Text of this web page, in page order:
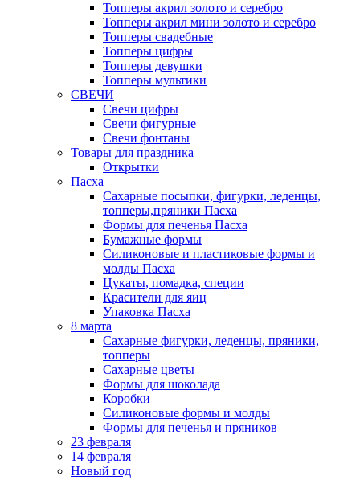
Топперы акрил золото и серебро
Топперы акрил мини золото и серебро
Топперы свадебные
Топперы цифры
Топперы девушки
Топперы мультики
СВЕЧИ
Свечи цифры
Свечи фигурные
Свечи фонтаны
Товары для праздника
Открытки
Пасха
Сахарные посыпки, фигурки, леденцы,
топперы,пряники Пасха
Формы для печенья Пасха
Бумажные формы
Силиконовые и пластиковые формы и
молды Пасха
Цукаты, помадка, специи
Красители для яиц
Упаковка Пасха
8 марта
Сахарные фигурки, леденцы, пряники,
топперы
Сахарные цветы
Формы для шоколада
Коробки
Силиконовые формы и молды
Формы для печенья и пряников
23 февраля
14 февраля
Новый год